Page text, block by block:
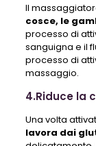
Il
cosce, le
processo di
sanguigna e il
processo di
massaggio.
4.Riduce la
Una volta
lavora dai